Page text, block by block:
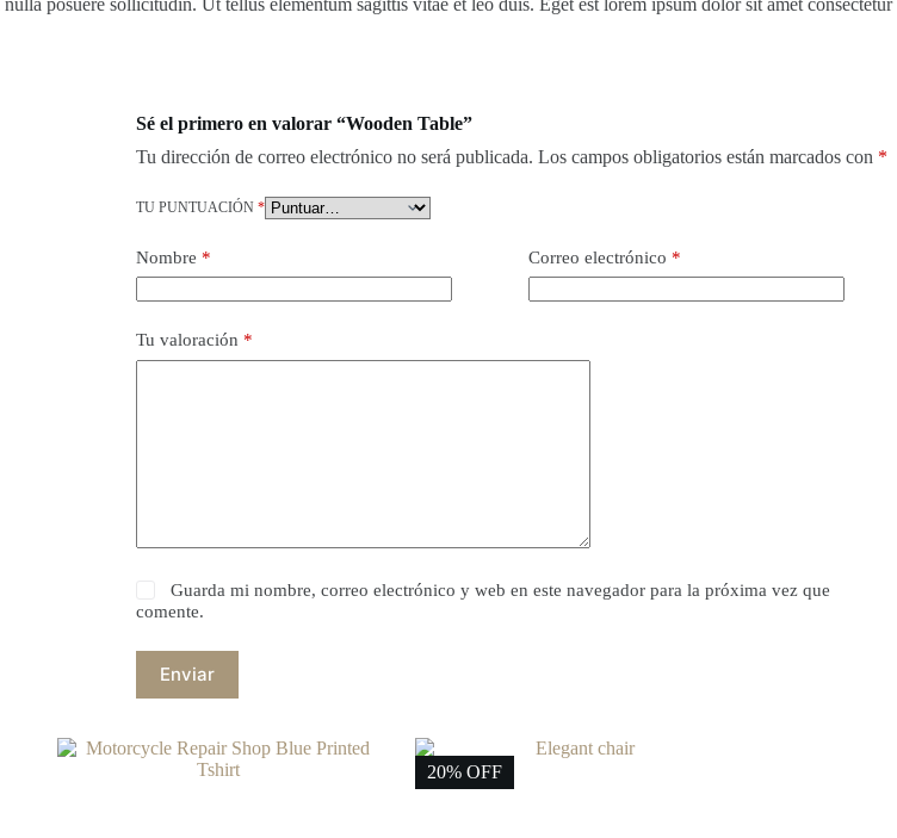
Sé el primero en valorar “Wooden Table”
Tu dirección de correo electrónico no será publicada. Los campos obligatorios están marcados con *
TU PUNTUACIÓN *
Nombre * Correo electrónico *
Tu valoración *
Guarda mi nombre, correo electrónico y web en este navegador para la próxima vez que
comente.
Enviar
20% OFF